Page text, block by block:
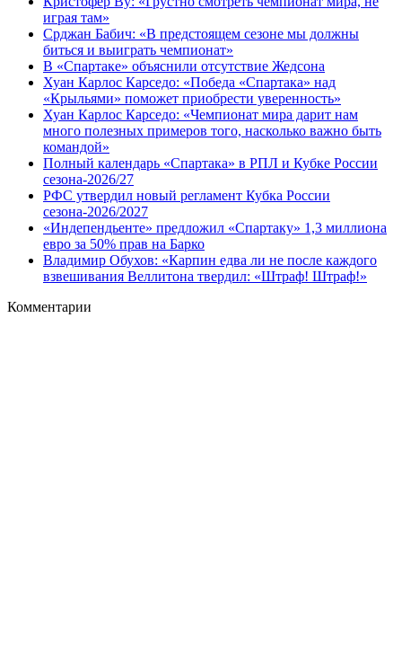
играя там»
Срджан Бабич: «В предстоящем сезоне мы должны
биться и выиграть чемпионат»
В «Спартаке» объяснили отсутствие Жедсона
Хуан Карлос Карседо: «Победа «Спартака» над
«Крыльями» поможет приобрести уверенность»
Хуан Карлос Карседо: «Чемпионат мира дарит нам
много полезных примеров того, насколько важно быть
командой»
Полный календарь «Спартака» в РПЛ и Кубке России
сезона-2026/27
РФС утвердил новый регламент Кубка России
сезона-2026/2027
«Индепендьенте» предложил «Спартаку» 1,3 миллиона
евро за 50% прав на Барко
Владимир Обухов: «Карпин едва ли не после каждого
взвешивания Веллитона твердил: «Штраф! Штраф!»
Комментарии